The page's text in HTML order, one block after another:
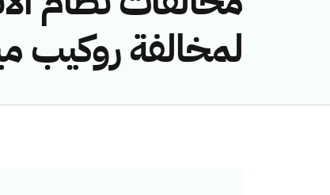
لمخالفة روكيب